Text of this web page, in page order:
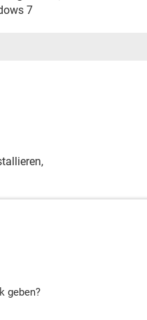
7
geben?